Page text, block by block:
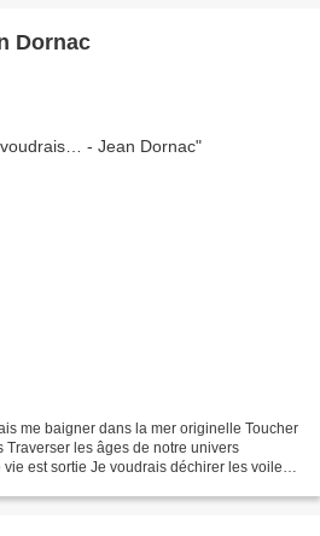
Dornac
me baigner dans la mer originelle Toucher
les âges de notre univers
vie est sortie Je voudrais déchirer les voiles